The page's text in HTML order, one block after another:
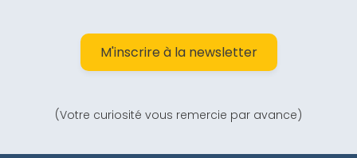
M'inscrire à la newsletter
(Votre curiosité vous remercie par avance)